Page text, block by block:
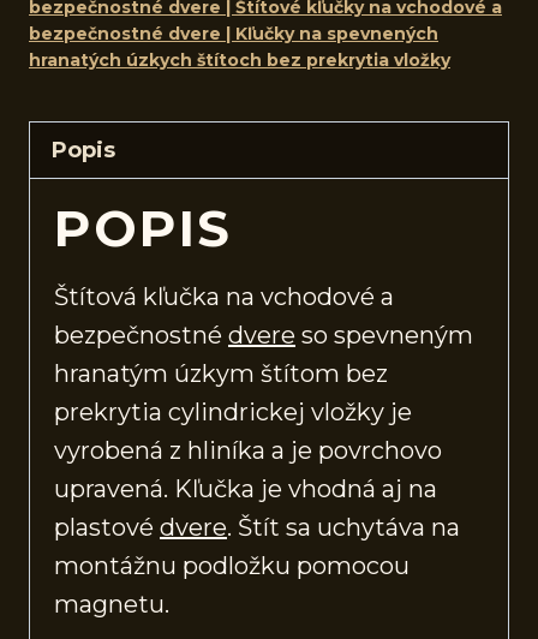
bezpečnostné dvere | Štítové kľučky na vchodové a
bezpečnostné dvere | Kľučky na spevnených
hranatých úzkych štítoch bez prekrytia vložky
Popis
POPIS
Štítová kľučka na vchodové a
bezpečnostné dvere so spevneným
hranatým úzkym štítom bez
prekrytia cylindrickej vložky je
vyrobená z hliníka a je povrchovo
upravená. Kľučka je vhodná aj na
plastové dvere. Štít sa uchytáva na
montážnu podložku pomocou
magnetu.